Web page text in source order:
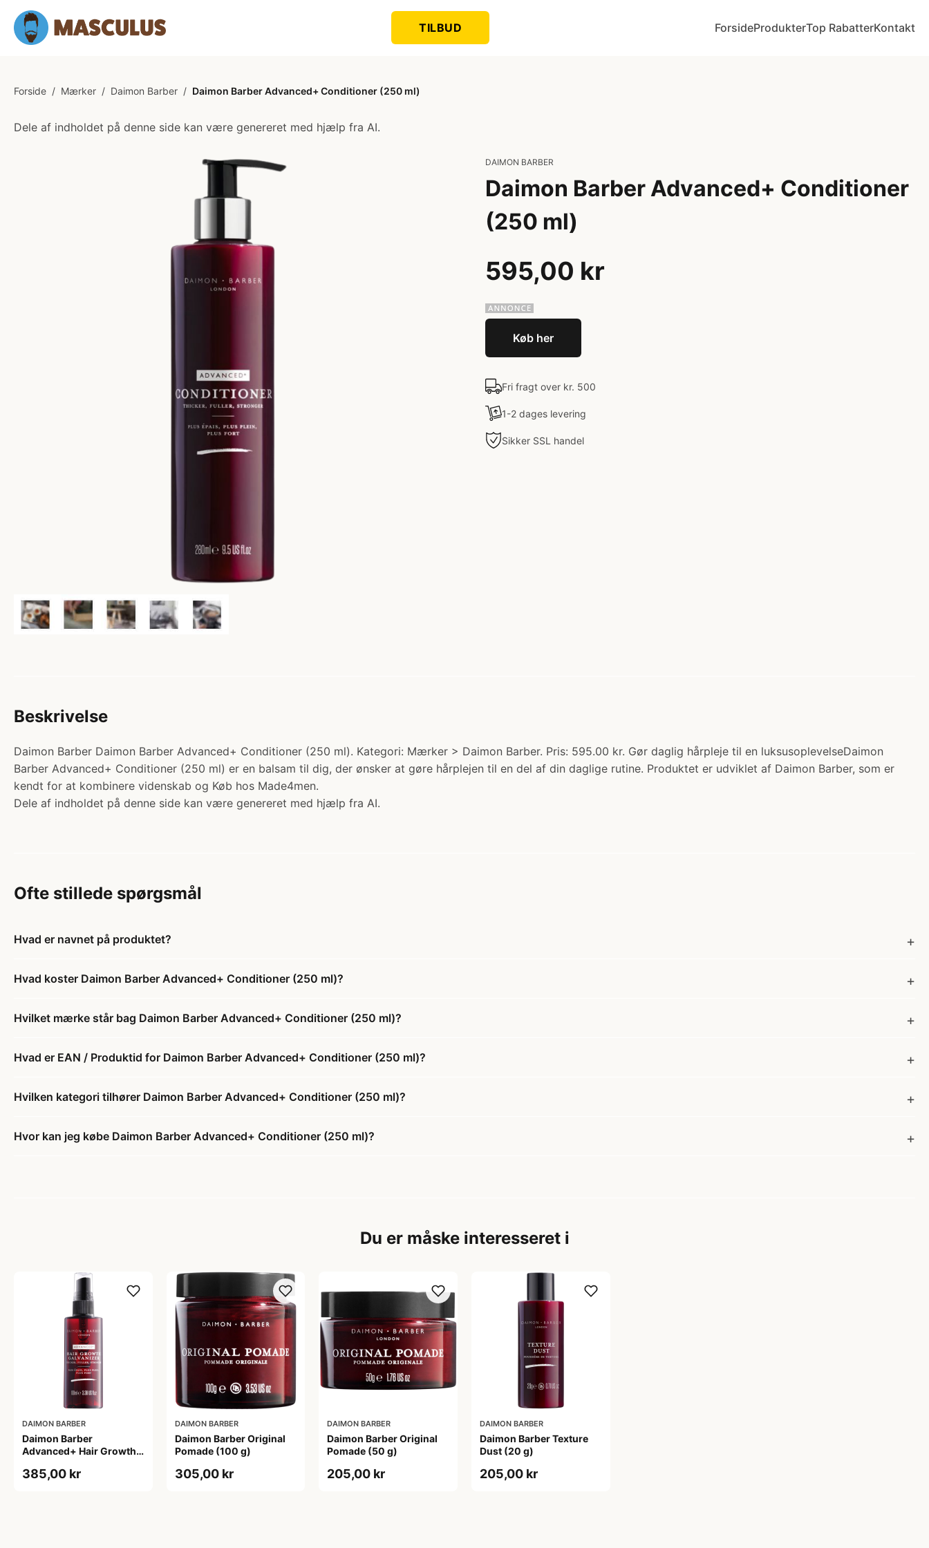
TILBUD ForsideProdukterTop RabatterKontakt
Forside / Mærker / Daimon Barber / Daimon Barber Advanced+ Conditioner (250 ml)
Dele af indholdet på denne side kan være genereret med hjælp fra AI.
DAIMON BARBER
Daimon Barber Advanced+ Conditioner
(250 ml)
595,00 kr
Køb her
Fri fragt over kr. 500
1-2 dages levering
Sikker SSL handel
Beskrivelse
Daimon Barber Daimon Barber Advanced+ Conditioner (250 ml). Kategori: Mærker > Daimon Barber. Pris: 595.00 kr. Gør daglig hårpleje til en luksusoplevelseDaimon
Barber Advanced+ Conditioner (250 ml) er en balsam til dig, der ønsker at gøre hårplejen til en del af din daglige rutine. Produktet er udviklet af Daimon Barber, som er
kendt for at kombinere videnskab og Køb hos Made4men.
Dele af indholdet på denne side kan være genereret med hjælp fra AI.
Ofte stillede spørgsmål
Hvad er navnet på produktet?
Hvad koster Daimon Barber Advanced+ Conditioner (250 ml)?
Hvilket mærke står bag Daimon Barber Advanced+ Conditioner (250 ml)?
Hvad er EAN / Produktid for Daimon Barber Advanced+ Conditioner (250 ml)?
Hvilken kategori tilhører Daimon Barber Advanced+ Conditioner (250 ml)?
Hvor kan jeg købe Daimon Barber Advanced+ Conditioner (250 ml)?
Du er måske interesseret i
DAIMON BARBER
Daimon Barber
Advanced+ Hair Growth
385,00 kr
DAIMON BARBER
Daimon Barber Original
Pomade (100 g)
305,00 kr
DAIMON BARBER
Daimon Barber Original
Pomade (50 g)
205,00 kr
DAIMON BARBER
Daimon Barber Texture
Dust (20 g)
205,00 kr